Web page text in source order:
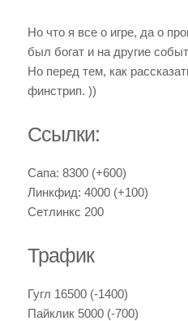
Но что я все о игре, да о
был богат и на другие
Но перед тем, как
финстрип. ))
Ссылки:
Сапа: 8300 (+600)
Линкфид: 4000 (+100)
Сетлинкс 200
Трафик
Гугл 16500 (-1400)
Пайклик 5000 (-700)